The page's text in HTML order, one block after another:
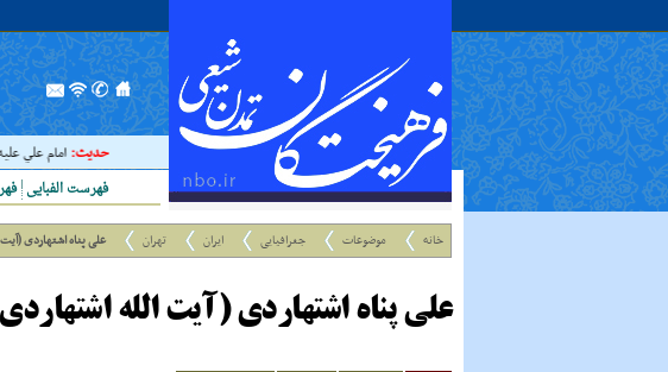
امام علي عليه
فهرست الفبایی
خانه موضوعات جغرافیایی ایران تهران علی پناه اشتهاردی
علی پناه اشتهاردی (آیت الله